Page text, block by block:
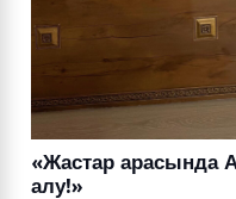
«Жастар
алу!»